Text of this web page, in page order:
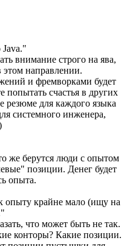
внимание строго на ява,
этом направлении.
и фремворками будет
попытать счастья в других
резюме для каждого языка
системного инженера,
же берутся люди с опытом
позиции. Денег будет
опыта.
опыту крайне мало (ищу на
что может быть не так.
конторы? Какие позиции.